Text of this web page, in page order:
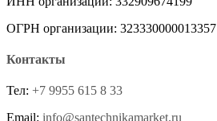
ОГРН организации: 323330000013357
Контакты
Тел: +7 9955 615 8 33
Email: info@santechnikamarket.ru